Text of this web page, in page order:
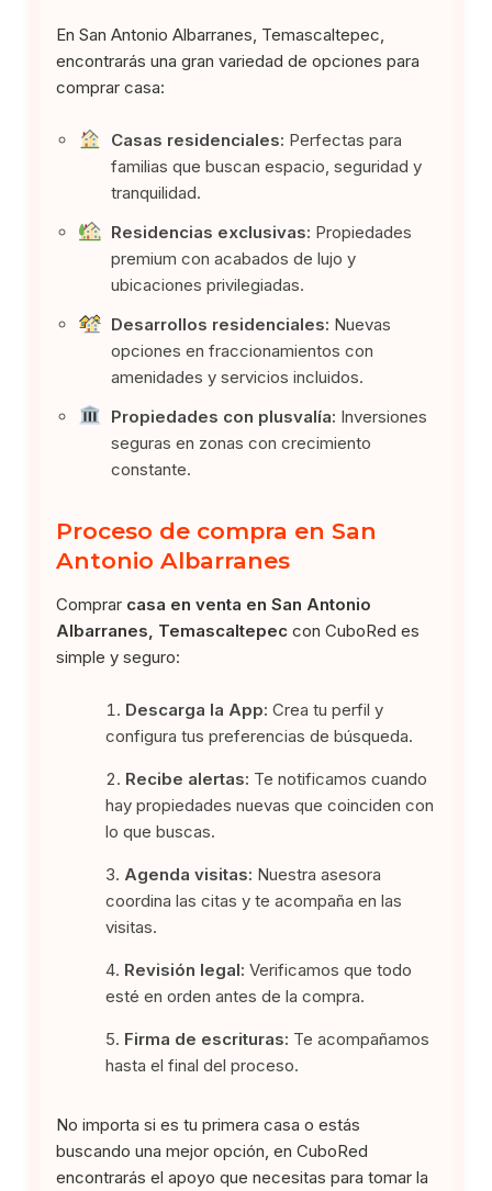
En San Antonio Albarranes, Temascaltepec,
encontrarás una gran variedad de opciones para
comprar casa:
Casas residenciales: Perfectas para
familias que buscan espacio, seguridad y
tranquilidad.
Residencias exclusivas: Propiedades
premium con acabados de lujo y
ubicaciones privilegiadas.
Desarrollos residenciales: Nuevas
opciones en fraccionamientos con
amenidades y servicios incluidos.
Propiedades con plusvalía: Inversiones
seguras en zonas con crecimiento
constante.
Proceso de compra en San
Antonio Albarranes
Comprar casa en venta en San Antonio
Albarranes, Temascaltepec con CuboRed es
simple y seguro:
Descarga la App: Crea tu perfil y
configura tus preferencias de búsqueda.
Recibe alertas: Te notificamos cuando
hay propiedades nuevas que coinciden con
lo que buscas.
Agenda visitas: Nuestra asesora
coordina las citas y te acompaña en las
visitas.
Revisión legal: Verificamos que todo
esté en orden antes de la compra.
Firma de escrituras: Te acompañamos
hasta el final del proceso.
No importa si es tu primera casa o estás
buscando una mejor opción, en CuboRed
encontrarás el apoyo que necesitas para tomar la